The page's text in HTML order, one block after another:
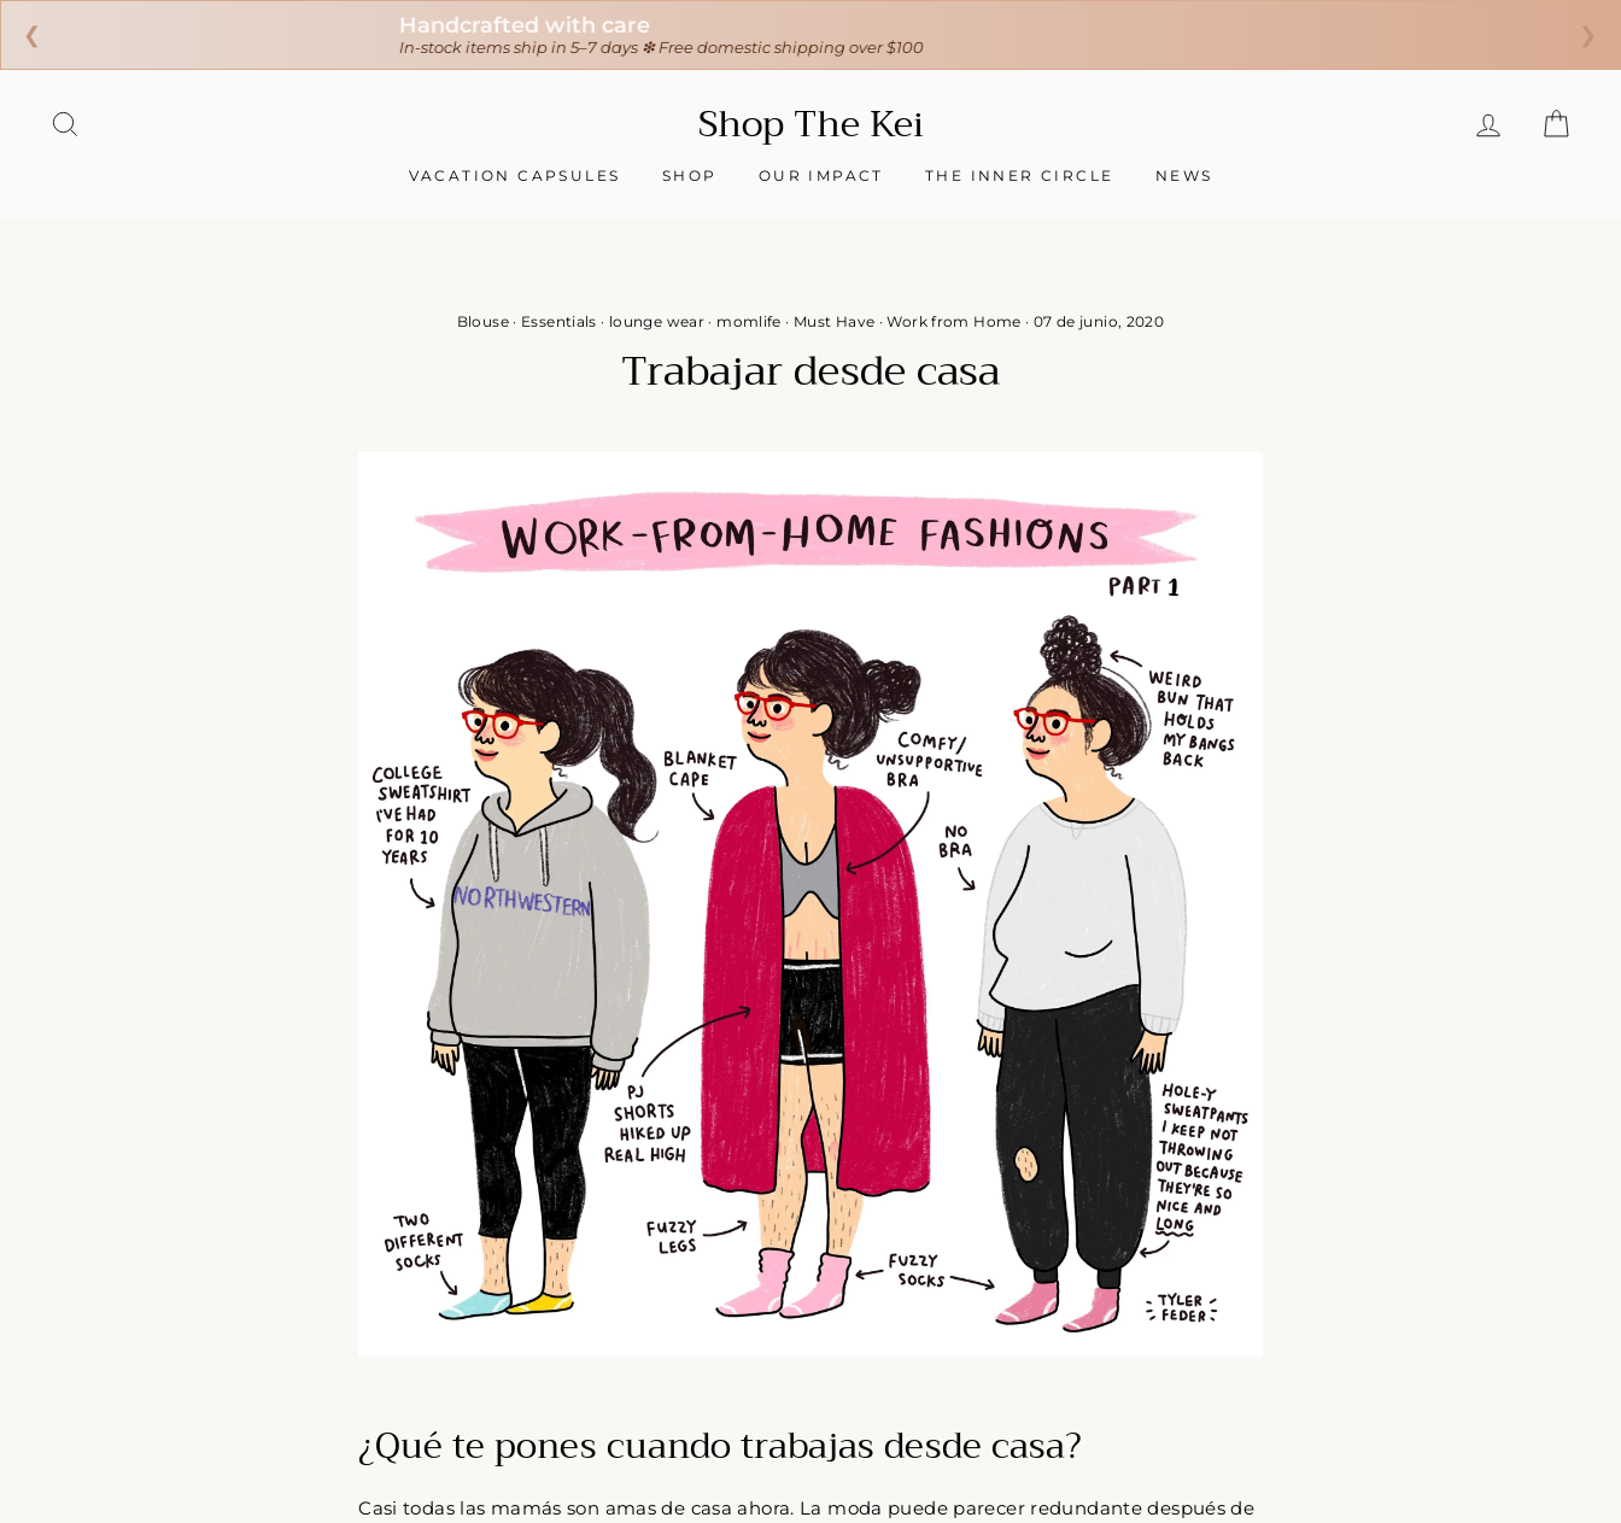
❮ 30-day hassle-free returns
❇ We ship worldwide ❇Tracking sent when your order ships ❯
directamente
Shop The Kei INGRESAR
VACATION CAPSULES SHOP OUR IMPACT THE INNER CIRCLE NEWS
Blouse· Essentials · lounge wear · momlife · Must Have ·Work from Home · 07 de junio, 2020
Trabajar desde casa
¿Qué te pones cuando trabajas desde casa?
Casi todas las mamás son amas de casa ahora. La moda puede parecer redundante después de